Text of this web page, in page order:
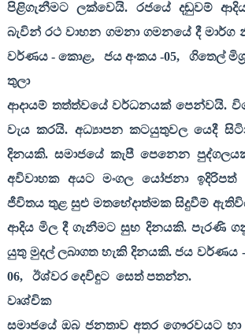
පිළිගැනීමට ලක්වෙයි. රජයේ දඬුවම්
බැවින් රථ වාහන ගමනා ගමනයේ දී
වර්ණය - කොළ, ජය අංකය -05,
ගිතෙල්
තුලා
ආදායම් තත්ත්වයේ වර්ධනයක් පෙන්වයි.
වැය කරයි. අධ්‍යාපන කටයුතුවල යෙදී
දිනයකි. සමාජයේ කැපී පෙනෙන
අවිවාහක අයට මංගල යෝජනා
ජීවිතය තුළ සුළු මතභේදාත්මක සිදුවීම්
ආදිය මිල දී ගැනීමට සුභ දිනයකි. පැරණි
යුතු මුදල් ලබාගත හැකි දිනයකි. ජය වර්ණය
06,
ඊශ්වර දෙවිඳුට සෙත් පතන්න.
වෘශ්චික
සමාජයේ ඔබ ජනතාව අතර ගෞරවයට හා